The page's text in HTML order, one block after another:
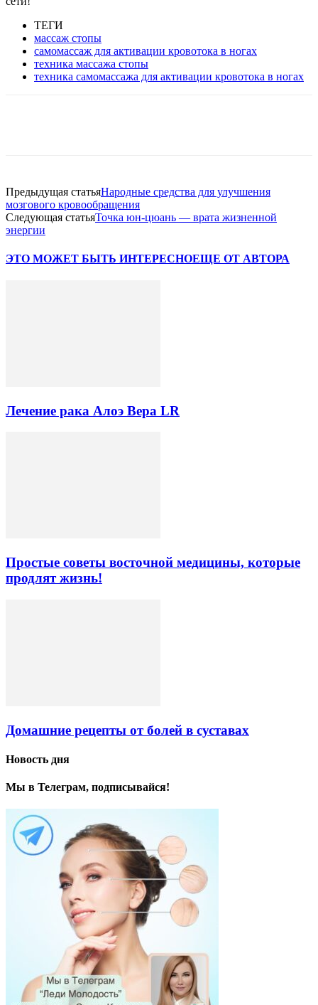
ТЕГИ
массаж стопы
самомассаж для активации кровотока в ногах
техника массажа стопы
техника самомассажа для активации кровотока в ногах
Предыдущая статьяНародные средства для улучшения
мозгового кровообращения
Следующая статьяТочка юн-цюань — врата жизненной
энергии
ЭТО МОЖЕТ БЫТЬ ИНТЕРЕСНОЕЩЕ ОТ АВТОРА
Лечение рака Алоэ Вера LR
Простые советы восточной медицины, которые
продлят жизнь!
Домашние рецепты от болей в суставах
Новость дня
Мы в Телеграм, подписывайся!